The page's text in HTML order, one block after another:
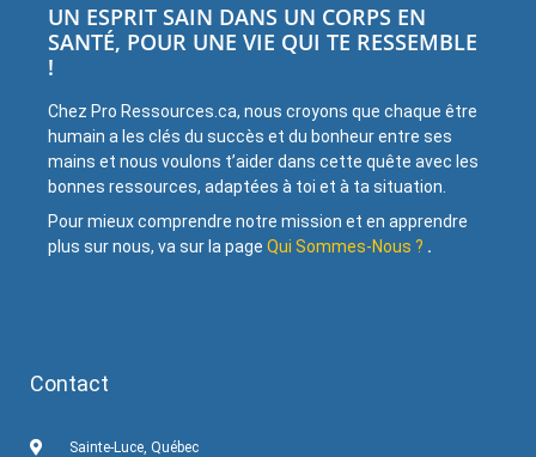
UN ESPRIT SAIN DANS UN CORPS EN
SANTÉ, POUR UNE VIE QUI TE RESSEMBLE
!
Chez Pro Ressources.ca, nous croyons que chaque être
humain a les clés du succès et du bonheur entre ses
mains et nous voulons t’aider dans cette quête avec les
bonnes ressources, adaptées à toi et à ta situation.
Pour mieux comprendre notre mission et en apprendre
plus sur nous, va sur la page Qui Sommes-Nous ? .
Contact
Sainte-Luce, Québec